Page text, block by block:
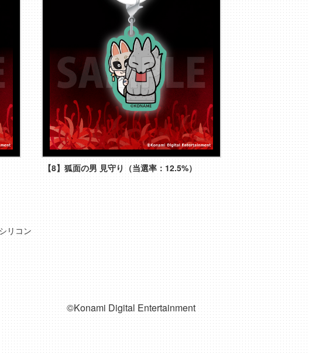
【8】狐面の男 見守り（当選率：12.5%）
リコン
©Konami Digital Entertainment